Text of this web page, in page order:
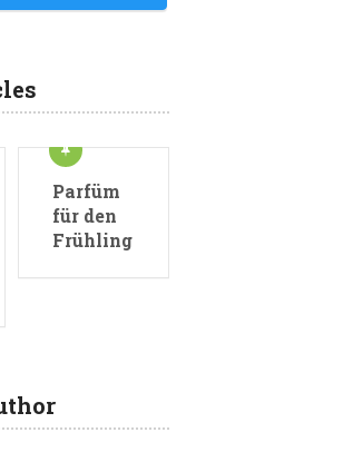
Parfüm
für den
Frühling